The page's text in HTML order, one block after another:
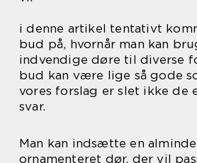
i denne artikel tentativt
bud på, hvornår man kan
indvendige døre til diverse
bud kan være lige så gode
vores forslag er slet ikke de
svar.
Man kan indsætte en
ornamenteret dør, der vil